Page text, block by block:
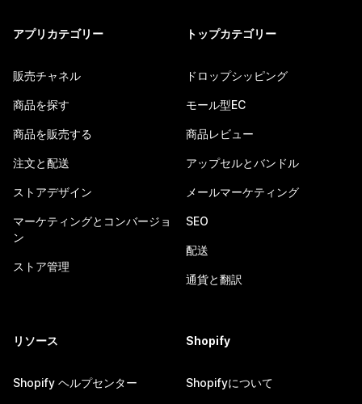
アプリカテゴリー
販売チャネル
商品を探す
商品を販売する
注文と配送
ストアデザイン
マーケティングとコンバージョ
ン
ストア管理
トップカテゴリー
ドロップシッピング
モール型EC
商品レビュー
アップセルとバンドル
メールマーケティング
SEO
配送
通貨と翻訳
リソース
Shopify ヘルプセンター
Shopify
Shopifyについて